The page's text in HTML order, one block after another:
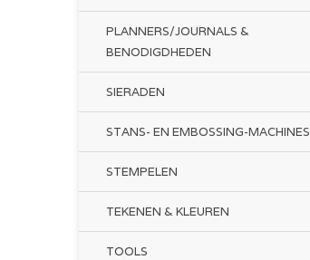
PLANNERS/JOURNALS &
BENODIGDHEDEN
SIERADEN
STANS- EN EMBOSSING-MACHINES
STEMPELEN
TEKENEN & KLEUREN
TOOLS